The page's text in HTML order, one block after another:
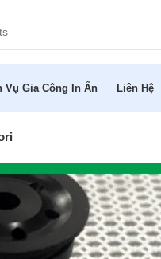
Vụ Gia Công In Ấn Liên Hệ